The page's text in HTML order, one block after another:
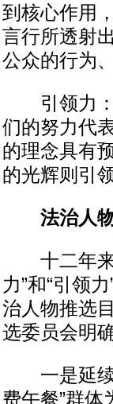
到核心作用
言行所透射
公众的行为
引领力：
们的努力代
的理念具有
的光辉则引
法治人
十二年来
力”和“引领
治人物推选
选委员会明
一是延续
费午餐”群